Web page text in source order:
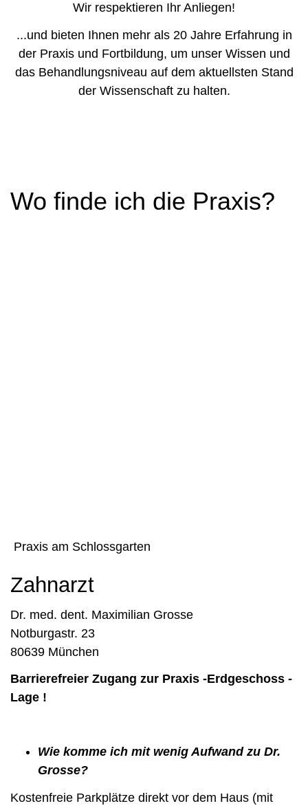
Wir respektieren Ihr Anliegen!
...und bieten Ihnen mehr als 20 Jahre Erfahrung in
der Praxis und Fortbildung, um unser Wissen und
das Behandlungsniveau auf dem aktuellsten Stand
der Wissenschaft zu halten.
Wo finde ich die Praxis?
Praxis am Schlossgarten
Zahnarzt
Dr. med. dent. Maximilian Grosse
Notburgastr. 23
80639 München
Barrierefreier Zugang zur Praxis -Erdgeschoss -
Lage !
Wie komme ich mit wenig Aufwand zu Dr.
Grosse?
Kostenfreie Parkplätze direkt vor dem Haus (mit